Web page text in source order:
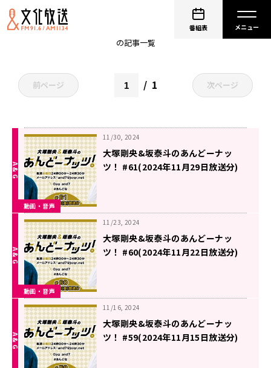
番組表
の記事一覧
前ページ 1 次ページ
動画・音声
11/30, 2024
大塚剛央&坂泰斗のあんどーナッ
ツ！ #61(2024年11月29日放送分)
動画・音声
11/23, 2024
大塚剛央&坂泰斗のあんどーナッ
ツ！ #60(2024年11月22日放送分)
11/16, 2024
大塚剛央&坂泰斗のあんどーナッ
ツ！ #59(2024年11月15日放送分)